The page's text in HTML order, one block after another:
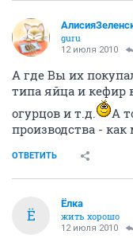
guru
12 июля 2010
А где Вы их
типа яйца и кефир
огурцов и т.д.
А
производства -
ОТВЕТИТЬ
Ё
Ёлка
жить хорошо
12 июля 2010